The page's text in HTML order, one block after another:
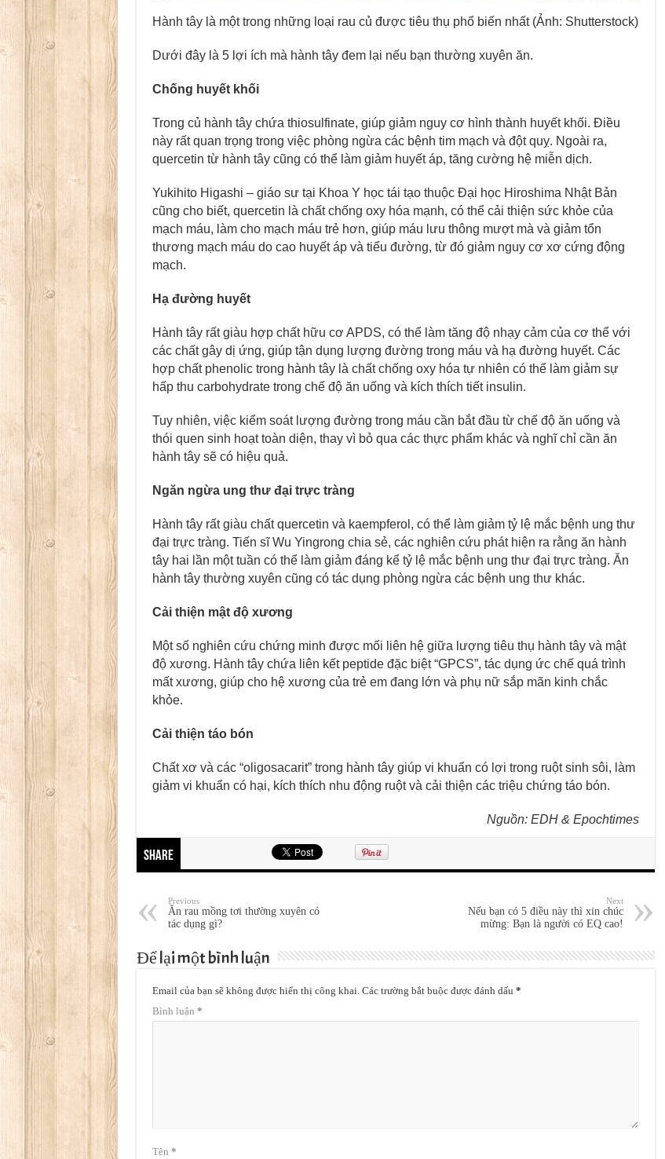
Hành tây là một trong những loại rau củ được tiêu thụ phổ biến nhất (Ảnh: Shutterstock)
Dưới đây là 5 lợi ích mà hành tây đem lại nếu bạn thường xuyên ăn.
Chống huyết khối
Trong củ hành tây chứa thiosulfinate, giúp giảm nguy cơ hình thành huyết khối. Điều
này rất quan trọng trong việc phòng ngừa các bệnh tim mạch và đột quỵ. Ngoài ra,
quercetin từ hành tây cũng có thể làm giảm huyết áp, tăng cường hệ miễn dịch.
Yukihito Higashi – giáo sư tại Khoa Y học tái tạo thuộc Đại học Hiroshima Nhật Bản
cũng cho biết, quercetin là chất chống oxy hóa mạnh, có thể cải thiện sức khỏe của
mạch máu, làm cho mạch máu trẻ hơn, giúp máu lưu thông mượt mà và giảm tổn
thương mạch máu do cao huyết áp và tiểu đường, từ đó giảm nguy cơ xơ cứng động
mạch.
Hạ đường huyết
Hành tây rất giàu hợp chất hữu cơ APDS, có thể làm tăng độ nhạy cảm của cơ thể với
các chất gây dị ứng, giúp tận dụng lượng đường trong máu và hạ đường huyết. Các
hợp chất phenolic trong hành tây là chất chống oxy hóa tự nhiên có thể làm giảm sự
hấp thu carbohydrate trong chế độ ăn uống và kích thích tiết insulin.
Tuy nhiên, việc kiểm soát lượng đường trong máu cần bắt đầu từ chế độ ăn uống và
thói quen sinh hoạt toàn diện, thay vì bỏ qua các thực phẩm khác và nghĩ chỉ cần ăn
hành tây sẽ có hiệu quả.
Ngăn ngừa ung thư đại trực tràng
Hành tây rất giàu chất quercetin và kaempferol, có thể làm giảm tỷ lệ mắc bệnh ung thư
đại trực tràng. Tiến sĩ Wu Yingrong chia sẻ, các nghiên cứu phát hiện ra rằng ăn hành
tây hai lần một tuần có thể làm giảm đáng kể tỷ lệ mắc bệnh ung thư đại trực tràng. Ăn
hành tây thường xuyên cũng có tác dụng phòng ngừa các bệnh ung thư khác.
Cải thiện mật độ xương
Một số nghiên cứu chứng minh được mối liên hệ giữa lượng tiêu thụ hành tây và mật
độ xương. Hành tây chứa liên kết peptide đặc biệt “GPCS”, tác dụng ức chế quá trình
mất xương, giúp cho hệ xương của trẻ em đang lớn và phụ nữ sắp mãn kinh chắc
khỏe.
Cải thiện táo bón
Chất xơ và các “oligosacarit” trong hành tây giúp vi khuẩn có lợi trong ruột sinh sôi, làm
giảm vi khuẩn có hại, kích thích nhu động ruột và cải thiện các triệu chứng táo bón.
Nguồn: EDH & Epochtimes
Share
Previous
Ăn rau mồng tơi thường xuyên có
tác dụng gì?
Next
Nếu bạn có 5 điều này thì xin chúc
mừng: Bạn là người có EQ cao!
Để lại một bình luận
Email của bạn sẽ không được hiển thị công khai. Các trường bắt buộc được đánh dấu *
Bình luận *
Tên *